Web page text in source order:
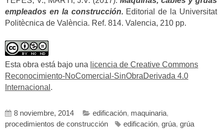
empleados en la construcción. Editorial de la Universitat
Politècnica de València. Ref. 814. Valencia, 210 pp.
Esta obra está bajo una licencia de Creative Commons
Reconocimiento-NoComercial-SinObraDerivada 4.0
Internacional .
8 noviembre, 2014 edificación, maquinaria,
procedimientos de construcción
edificación, grúa, grúa